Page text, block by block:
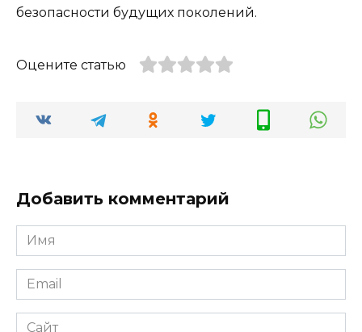
безопасности будущих поколений.
Оцените статью
Добавить комментарий
Имя
*
Email
*
Сайт